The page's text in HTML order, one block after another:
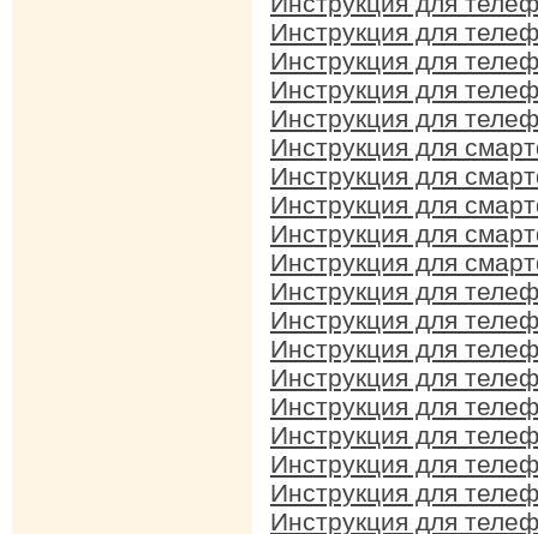
Инструкция для
Инструкция для
Инструкция для
Инструкция для
Инструкция для
Инструкция для
Инструкция для
Инструкция для
Инструкция для
Инструкция для
Инструкция для
Инструкция для
Инструкция для
Инструкция для
Инструкция для
Инструкция для
Инструкция для
Инструкция для